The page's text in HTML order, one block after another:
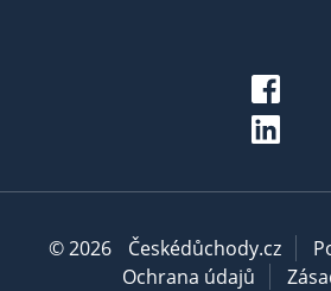
© 2026 Českédůchody.cz
Ochrana údajů